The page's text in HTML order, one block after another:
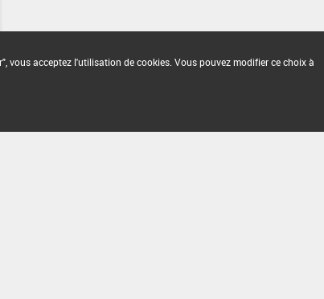
vous acceptez l'utilisation de cookies. Vous pouvez modifier ce choix à